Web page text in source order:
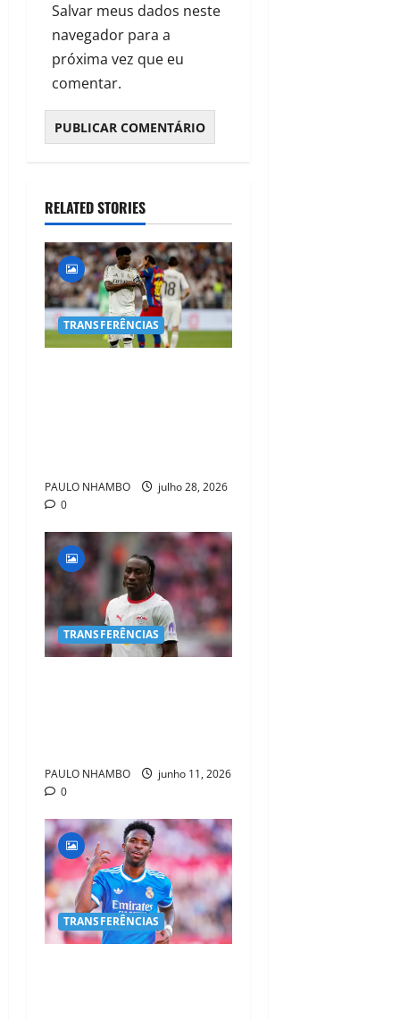
Salvar meus dados neste
navegador para a
próxima vez que eu
comentar.
RELATED STORIES
TRANSFERÊNCIAS
PAULO NHAMBO
julho 28, 2026
0
TRANSFERÊNCIAS
PAULO NHAMBO
junho 11, 2026
0
TRANSFERÊNCIAS